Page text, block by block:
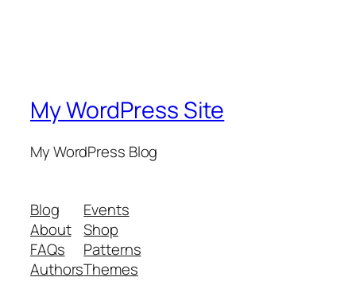
My WordPress Site
My WordPress Blog
Blog
About
FAQs
Authors
Events
Shop
Patterns
Themes